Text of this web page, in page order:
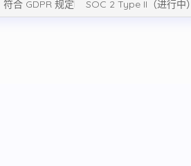
符合 GDPR 规定 SOC 2 Type II（进行中）